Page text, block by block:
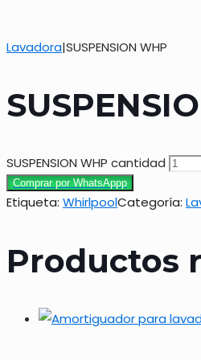
Lavadora|SUSPENSION WHP
SUSPENSION WHP cantidad
Comprar por WhatsAppp
Etiqueta: WhirlpoolCategoría:
Productos